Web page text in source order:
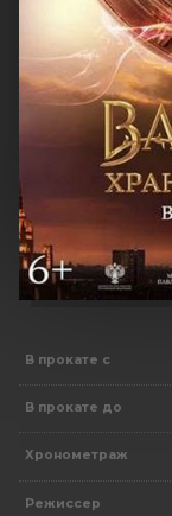
В прокате с
В прокате до
Хронометраж
Режиссер